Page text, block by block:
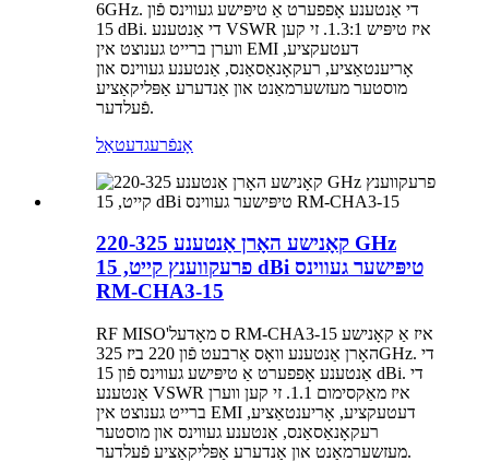
6GHz. די אַנטענע אָפפערט אַ טיפּישע געווינס פֿון
15 dBi. די אַנטענע VSWR איז טיפּיש 1.3:1. זי קען
ווערן ברייט גענוצט אין EMI דעטעקציע,
אָריענטאַציע, רעקאָנאַסאַנס, אַנטענע געווינס און
מוסטער מעזשערמאַנט און אַנדערע אַפּליקאַציע
פֿעלדער.
אָנפֿרעגדעטאַל
קאָנישע האָרן אַנטענע 220-325 GHz
פרעקווענץ קייט, 15 dBi טיפּישער געווינס
RM-CHA3-15
RF MISO'ס מאָדעל RM-CHA3-15 איז אַ קאָנישע
האָרן אַנטענע וואָס אַרבעט פֿון 220 ביז 325GHz. די
אַנטענע אָפפערט אַ טיפּישע געווינס פֿון 15 dBi. די
אַנטענע VSWR איז מאַקסימום 1.1. זי קען ווערן
ברייט גענוצט אין EMI דעטעקציע, אָריענטאַציע,
רעקאָנאַסאַנס, אַנטענע געווינס און מוסטער
מעזשערמאַנט און אַנדערע אַפּליקאַציע פֿעלדער.